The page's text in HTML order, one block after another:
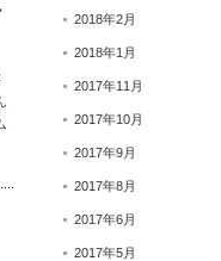
2018年2月
2018年1月
2017年11月
2017年10月
2017年9月
2017年8月
2017年6月
2017年5月